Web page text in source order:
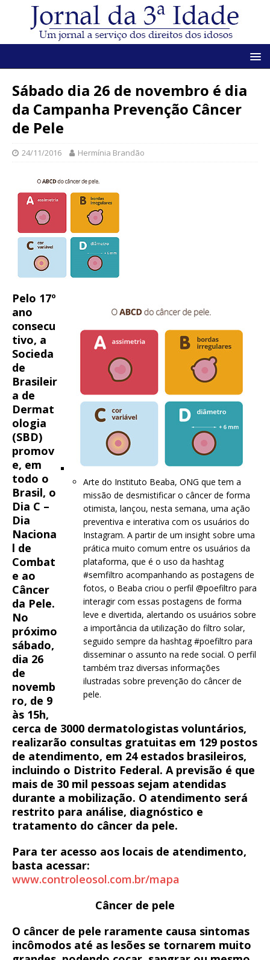
Sábado dia 26 de novembro é dia
da Campanha Prevenção Câncer
de Pele
24/11/2016 Hermínia Brandão
Arte do Instituto Beaba, ONG que tem a
missão de desmistificar o câncer de forma
otimista, lançou, nesta semana, uma ação
preventiva e interativa com os usuários do
Instagram. A partir de um insight sobre uma
prática muito comum entre os usuários da
plataforma, que é o uso da hashtag
#semfiltro acompanhando as postagens de
fotos, o Beaba criou o perfil @poefiltro para
interagir com essas postagens de forma
leve e divertida, alertando os usuários sobre
a importância da utilização do filtro solar,
seguido sempre da hashtag #poefiltro para
disseminar o assunto na rede social. O perfil
também traz diversas informações
ilustradas sobre prevenção do câncer de
pele.
Pelo 17º
ano
consecu
tivo, a
Socieda
de
Brasileir
a de
Dermat
ologia
(SBD)
promov
e, em
todo o
Brasil, o
Dia C –
Dia
Naciona
l de
Combat
e ao
Câncer
da Pele.
No
próximo
sábado,
dia 26
de
novemb
ro, de 9
às 15h,
cerca de 3000 dermatologistas voluntários,
realizarão consultas gratuitas em 129 postos
de atendimento, em 24 estados brasileiros,
incluindo o Distrito Federal. A previsão é que
mais de 30 mil pessoas sejam atendidas
durante a mobilização. O atendimento será
restrito para análise, diagnóstico e
tratamento do câncer da pele.
Para ter acesso aos locais de atendimento,
basta acessar:
www.controleosol.com.br/mapa
Câncer de pele
O câncer de pele raramente causa sintomas
incômodos até as lesões se tornarem muito